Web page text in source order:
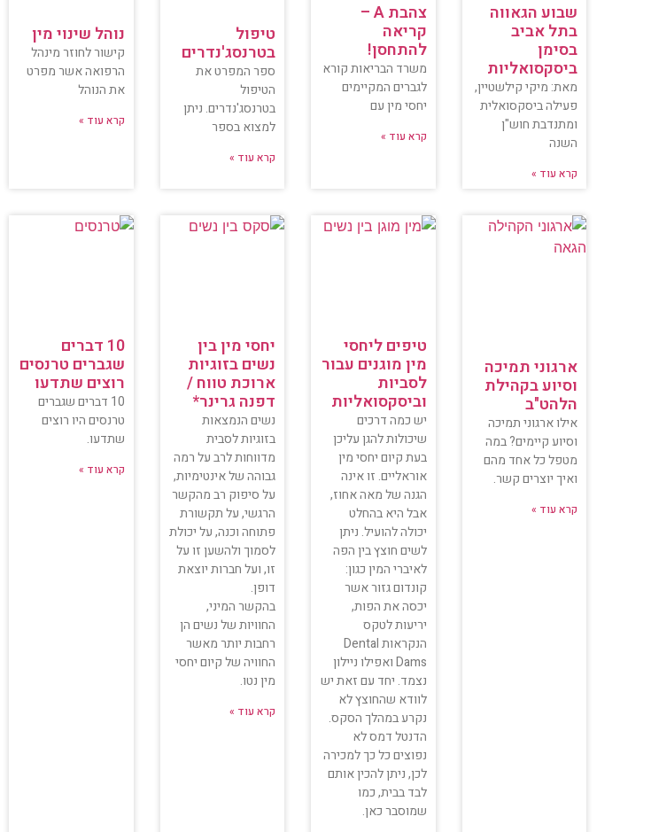
שבוע הגאווה
בתל אביב
בסימן
ביסקסואליות
מאת: מיקי קילשטיין,
פעילה ביסקסואלית
ומתנדבת חוש"ן
השנה
קרא עוד »
צהבת A –
קריאה
להתחסן!
משרד הבריאות קורא
לגברים המקיימים
יחסי מין עם
קרא עוד »
טיפול
בטרנסג'נדרים
ספר המפרט את
הטיפול
בטרנסג'נדרים. ניתן
למצוא בספר
קרא עוד »
נוהל שינוי מין
קישור לחוזר מינהל
הרפואה אשר מפרט
את הנוהל
קרא עוד »
ארגוני תמיכה
וסיוע בקהילת
הלהט"ב
אילו ארגוני תמיכה
וסיוע קיימים? במה
מטפל כל אחד מהם
ואיך יוצרים קשר.
קרא עוד »
טיפים ליחסי
מין מוגנים עבור
לסביות
וביסקסואליות
יש כמה דרכים
שיכולות להגן עליכן
בעת קיום יחסי מין
אוראליים. זו אינה
הגנה של מאה אחוז,
אבל היא בהחלט
יכולה להועיל. ניתן
לשים חוצץ בין הפה
לאיברי המין כגון:
קונדום גזור אשר
יכסה את הפות,
יריעות לטקס
הנקראות Dental
Dams ואפילו ניילון
נצמד. יחד עם זאת יש
לוודא שהחוצץ לא
נקרע במהלך הסקס.
הדנטל דמס לא
נפוצים כל כך למכירה
לכן, ניתן להכין אותם
לבד בבית, כמו
שמוסבר כאן.
יחסי מין בין
נשים בזוגיות
ארוכת טווח /
דפנה גרינר*
נשים הנמצאות
בזוגיות לסבית
מדווחות לרב על רמה
גבוהה של אינטימיות,
על סיפוק רב מהקשר
הרגשי, על תקשורת
פתוחה וכנה, על יכולת
לסמוך ולהשען זו על
זו, ועל חברות יוצאת
דופן.
בהקשר המיני,
החוויות של נשים הן
רחבות יותר מאשר
החוויה של קיום יחסי
מין נטו.
קרא עוד »
10 דברים
שגברים טרנסים
רוצים שתדעו
10 דברים שגברים
טרנסים היו רוצים
שתדעו.
קרא עוד »